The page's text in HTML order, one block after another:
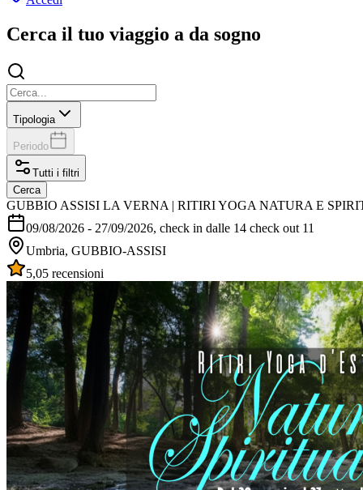
Cerca il tuo viaggio a da sogno
Tipologia
Periodo
Tutti i filtri
Cerca
GUBBIO ASSISI LA VERNA | RITIRI YOGA NATURA E
09/08/2026 - 27/09/2026, check in dalle 14 check out 11
Umbria, GUBBIO-ASSISI
5,05 recensioni